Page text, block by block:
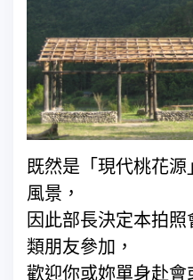
既然是「現代桃花
風景，
因此部長決定本拍
類朋友參加，
歡迎你或妳單身赴會